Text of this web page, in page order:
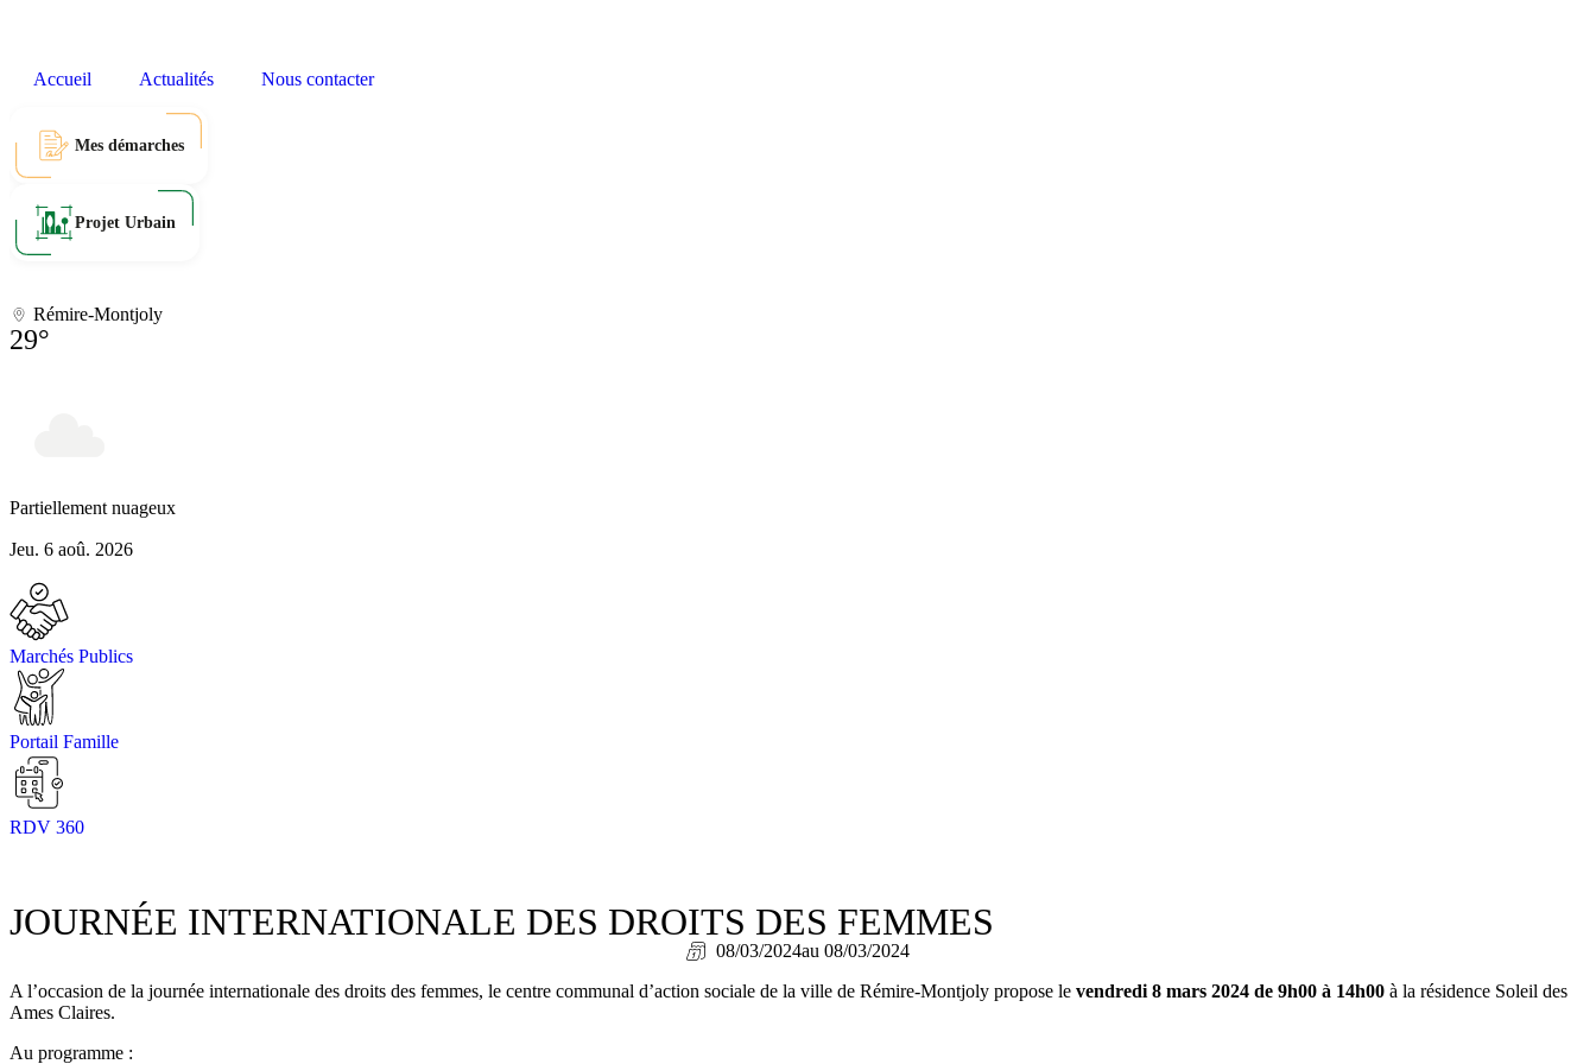
Accueil Actualités Nous contacter
Mes démarches
Projet Urbain
Rémire-Montjoly
29°
Partiellement nuageux
Jeu. 6 aoû. 2026
Marchés Publics
Portail Famille
RDV 360
JOURNÉE INTERNATIONALE DES DROITS DES FEMMES
08/03/2024au 08/03/2024
A l’occasion de la journée internationale des droits des femmes, le centre communal d’action sociale de la ville de Rémire-Montjoly propose le vendredi 8 mars 2024 de 9h00 à 14h00 à la résidence Soleil des
Ames Claires.
Au programme :